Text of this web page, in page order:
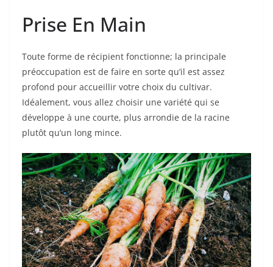
Prise En Main
Toute forme de récipient fonctionne; la principale
préoccupation est de faire en sorte qu’il est assez
profond pour accueillir votre choix du cultivar.
Idéalement, vous allez choisir une variété qui se
développe à une courte, plus arrondie de la racine
plutôt qu’un long mince.